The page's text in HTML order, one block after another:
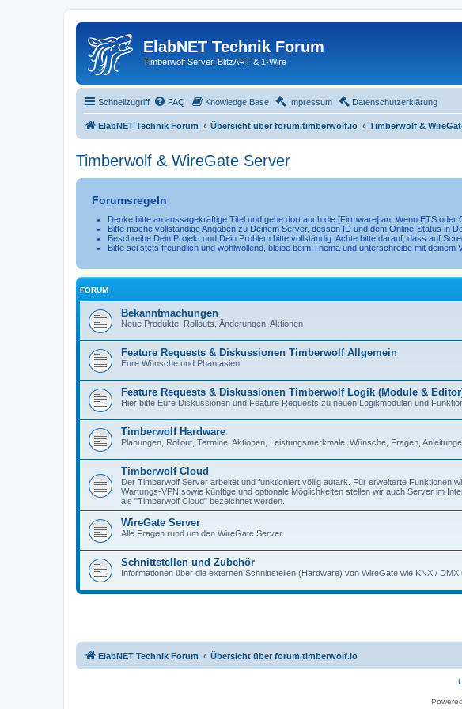
ElabNET Technik Forum
Timberwolf Server, BlitzART & 1-Wire
Schnellzugriff FAQ Knowledge Base Impressum Datenschutzerklärung
ElabNET Technik Forum Übersicht über forum.timberwolf.io Timberwolf &
Timberwolf & WireGate Server
Forumsregeln
Denke bitte an aussagekräftige Titel und gebe dort auch die [Firmware] an. Wenn ETS oder
Bitte mache vollständige Angaben zu Deinem Server, dessen ID und dem Online-Status in
Beschreibe Dein Projekt und Dein Problem bitte vollständig. Achte bitte darauf, dass auf
Bitte sei stets freundlich und wohlwollend, bleibe beim Thema und unterschreibe mit deinem
FORUM
Bekanntmachungen
Neue Produkte, Rollouts, Änderungen, Aktionen
Feature Requests & Diskussionen Timberwolf Allgemein
Eure Wünsche und Phantasien
Feature Requests & Diskussionen Timberwolf Logik (Module &
Hier bitte Eure Diskussionen und Feature Requests zu neuen Logikmodulen und
Timberwolf Hardware
Planungen, Rollout, Termine, Aktionen, Leistungsmerkmale, Wünsche, Fragen,
Timberwolf Cloud
Der Timberwolf Server arbeitet und funktioniert völlig autark. Für erweiterte Funktionen
Wartungs-VPN sowie künftige und optionale Möglichkeiten stellen wir auch Server im
als "Timberwolf Cloud" bezeichnet werden.
WireGate Server
Alle Fragen rund um den WireGate Server
Schnittstellen und Zubehör
Informationen über die externen Schnittstellen (Hardware) von WireGate wie KNX /
ElabNET Technik Forum Übersicht über forum.timberwolf.io